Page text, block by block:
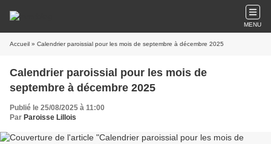
MENU
Accueil » Calendrier paroissial pour les mois de septembre à décembre 2025
Calendrier paroissial pour les mois de
septembre à décembre 2025
Publié le 25/08/2025 à 11:00
Par Paroisse Lillois